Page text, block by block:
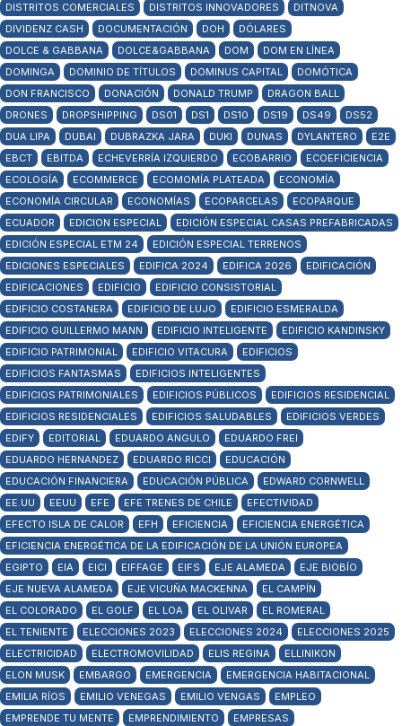
DISTRITOS COMERCIALES
DISTRITOS INNOVADORES
DITNOVA
DIVIDENZ CASH
DOCUMENTACIÓN DOH
DÓLARES
DOLCE & GABBANA
DOLCE&GABBANA DOM
DOM EN LÍNEA
DOMINGA
DOMINIO DE TÍTULOS DOMINUS CAPITAL
DOMÓTICA
DON FRANCISCO
DONACIÓN DONALD TRUMP
DRAGON BALL
DRONES
DROPSHIPPING DS01 DS1 DS10 DS19 DS49
DS52
DUA LIPA
DUBAI DUBRAZKA JARA DUKI DUNAS DYLANTERO
E2E
EBCT
EBITDA ECHEVERRÍA IZQUIERDO ECOBARRIO
ECOEFICIENCIA
ECOLOGÍA
ECOMMERCE ECOMOMÍA PLATEADA
ECONOMÍA
ECONOMÍA CIRCULAR
ECONOMÍAS ECOPARCELAS
ECOPARQUE
ECUADOR
EDICION ESPECIAL
EDICIÓN ESPECIAL CASAS PREFABRICADAS
EDICIÓN ESPECIAL ETM 24
EDICIÓN ESPECIAL TERRENOS
EDICIONES ESPECIALES
EDIFICA 2024 EDIFICA 2026
EDIFICACIÓN
EDIFICACIONES
EDIFICIO
EDIFICIO CONSISTORIAL
EDIFICIO COSTANERA
EDIFICIO DE LUJO
EDIFICIO ESMERALDA
EDIFICIO GUILLERMO MANN
EDIFICIO INTELIGENTE
EDIFICIO KANDINSKY
EDIFICIO PATRIMONIAL
EDIFICIO VITACURA
EDIFICIOS
EDIFICIOS FANTASMAS
EDIFICIOS INTELIGENTES
EDIFICIOS PATRIMONIALES
EDIFICIOS PÚBLICOS
EDIFICIOS RESIDENCIAL
EDIFICIOS RESIDENCIALES
EDIFICIOS SALUDABLES
EDIFICIOS VERDES
EDIFY
EDITORIAL EDUARDO ANGULO
EDUARDO FREI
EDUARDO HERNANDEZ
EDUARDO RICCI
EDUCACIÓN
EDUCACIÓN FINANCIERA
EDUCACIÓN PÚBLICA
EDWARD CORNWELL
EE.UU
EEUU EFE EFE TRENES DE CHILE
EFECTIVIDAD
EFECTO ISLA DE CALOR
EFH EFICIENCIA
EFICIENCIA ENERGÉTICA
EFICIENCIA ENERGÉTICA DE LA EDIFICACIÓN DE LA UNIÓN EUROPEA
EGIPTO
EIA EICI EIFFAGE EIFS EJE ALAMEDA
EJE BIOBÍO
EJE NUEVA ALAMEDA
EJE VICUÑA MACKENNA
EL CAMPÍN
EL COLORADO
EL GOLF EL LOA EL OLIVAR
EL ROMERAL
EL TENIENTE
ELECCIONES 2023 ELECCIONES 2024
ELECCIONES 2025
ELECTRICIDAD
ELECTROMOVILIDAD ELIS REGINA
ELLINIKON
ELON MUSK
EMBARGO EMERGENCIA
EMERGENCIA HABITACIONAL
EMILIA RÍOS
EMILIO VENEGAS EMILIO VENGAS
EMPLEO
EMPRENDE TU MENTE
EMPRENDIMIENTO
EMPRESAS